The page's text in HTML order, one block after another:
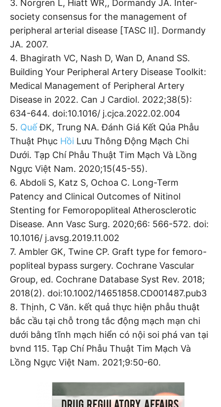
3. Norgren L, Hiatt WR,, Dormandy JA. Inter-
society consensus for the management of
peripheral arterial disease [TASC II]. Dormandy
JA. 2007.
4. Bhagirath VC, Nash D, Wan D, Anand SS.
Building Your Peripheral Artery Disease Toolkit:
Medical Management of Peripheral Artery
Disease in 2022. Can J Cardiol. 2022;38(5):
634-644. doi:10.1016/ j.cjca.2022.02.004
5. QuếĐK, Trung NA. Đánh Giá Kết Qủa Phẫu
Thuật Phục Hồi Lưu Thông Động Mạch Chi
Dưới. Tạp Chí Phẫu Thuật Tim Mạch Và Lồng
Ngực Việt Nam. 2020;15(45-55).
6. Abdoli S, Katz S, Ochoa C. Long-Term
Patency and Clinical Outcomes of Nitinol
Stenting for Femoropopliteal Atherosclerotic
Disease. Ann Vasc Surg. 2020;66: 566-572. doi:
10.1016/ j.avsg.2019.11.002
7. Ambler GK, Twine CP. Graft type for femoro-
popliteal bypass surgery. Cochrane Vascular
Group, ed. Cochrane Database Syst Rev. 2018;
2018(2). doi:10.1002/14651858.CD001487.pub3
8. Thịnh, C Văn. kết quả thực hiện phẫu thuật
bắc cầu tại chỗ trong tắc động mạch mạn chi
dưới bằng tĩnh mạch hiển có nội soi phá van tại
bvnd 115. Tạp Chí Phẫu Thuật Tim Mạch Và
Lồng Ngực Việt Nam. 2021;9:50-60.